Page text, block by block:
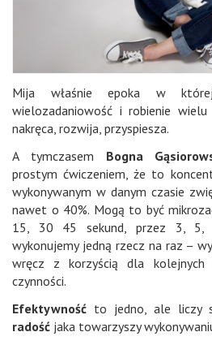
Mija właśnie epoka w
wielozadaniowość i robienie
nakręca, rozwija, przyspiesza.
A tymczasem Bogna
prostym ćwiczeniem, że to
wykonywanym w danym czasie
nawet o 40%. Mogą to być
15, 30 45 sekund, przez 3,
wykonujemy jedną rzecz na raz –
wręcz z korzyścią dla kolejnych
czynności.
Efektywność to jedno, ale liczy
radość jaka towarzyszy